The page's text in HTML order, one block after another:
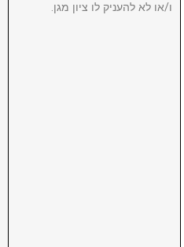
ו/או לא להעניק לו ציון מגן.